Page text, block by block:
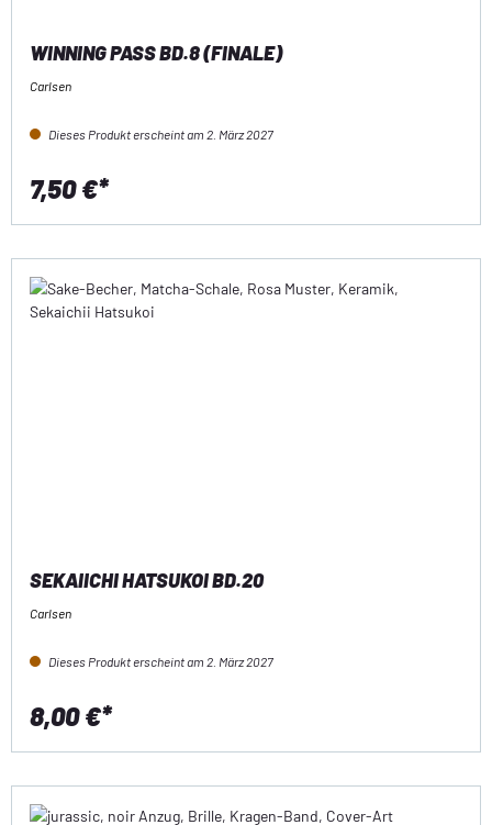
WINNING PASS BD.8 (FINALE)
Carlsen
Dieses Produkt erscheint am 2. März 2027
7,50 €*
SEKAIICHI HATSUKOI BD.20
Carlsen
Dieses Produkt erscheint am 2. März 2027
8,00 €*